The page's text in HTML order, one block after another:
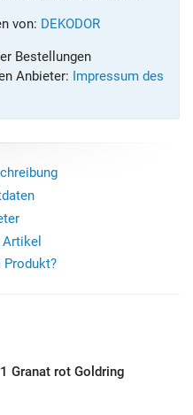
von: DEKODOR
Bestellungen
Anbieter: Impressum des
Produkt?
Granat rot Goldring